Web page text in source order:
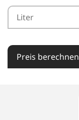
Preis berechnen